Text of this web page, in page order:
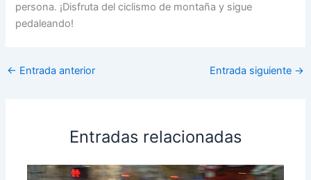
persona. ¡Disfruta del ciclismo de montaña y sigue
pedaleando!
← Entrada anterior Entrada siguiente →
Entradas relacionadas